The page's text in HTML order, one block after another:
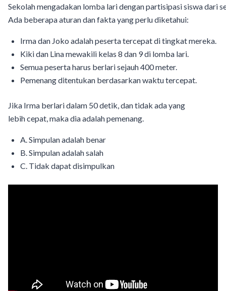
Sekolah mengadakan lomba lari dengan partisipasi siswa dari
Ada beberapa aturan dan fakta yang perlu diketahui:
Irma dan Joko adalah peserta tercepat di tingkat mereka.
Kiki dan Lina mewakili kelas 8 dan 9 di lomba lari.
Semua peserta harus berlari sejauh 400 meter.
Pemenang ditentukan berdasarkan waktu tercepat.
Jika Irma berlari dalam 50 detik, dan tidak ada yang
lebih cepat, maka dia adalah pemenang.
A. Simpulan adalah benar
B. Simpulan adalah salah
C. Tidak dapat disimpulkan